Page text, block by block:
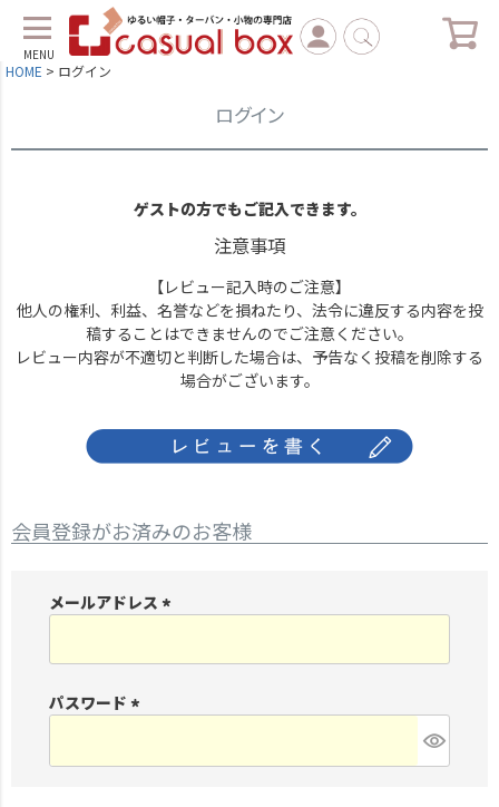
MENU
HOME ログイン
ログイン
ゲストの方でもご記入できます。
注意事項
【レビュー記入時のご注意】
他人の権利、利益、名誉などを損ねたり、法令に違反する内容を投
稿することはできませんのでご注意ください。
レビュー内容が不適切と判断した場合は、予告なく投稿を削除する
場合がございます。
会員登録がお済みのお客様
メールアドレス
パスワード